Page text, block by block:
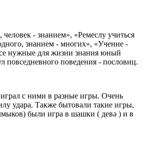
- знанием», «Ремеслу учиться
знанием - многих», «Учение -
нужные для жизни знания юный
повседневного поведения - пословиц.
с ними в разные игры. Очень
удара. Также бытовали такие игры,
были игра в шашки ( девә ) и в